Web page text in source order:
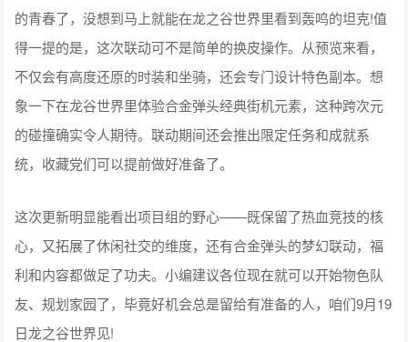
的青春了，没想到马上就能在龙之谷世界里看到轰鸣的坦克!值
得一提的是，这次联动可不是简单的换皮操作。从预览来看，
不仅会有高度还原的时装和坐骑，还会专门设计特色副本。想
象一下在龙谷世界里体验合金弹头经典街机元素，这种跨次元
的碰撞确实令人期待。联动期间还会推出限定任务和成就系
统，收藏党们可以提前做好准备了。
这次更新明显能看出项目组的野心——既保留了热血竞技的核
心，又拓展了休闲社交的维度，还有合金弹头的梦幻联动，福
利和内容都做足了功夫。小编建议各位现在就可以开始物色队
友、规划家园了，毕竟好机会总是留给有准备的人，咱们9月19
日龙之谷世界见!